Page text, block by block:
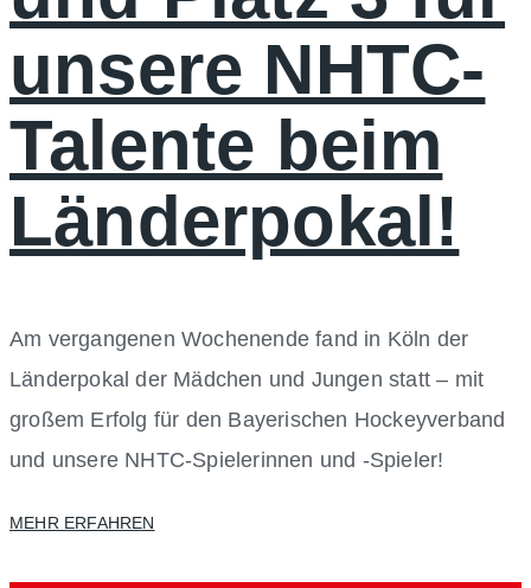
unsere NHTC-
Talente beim
Länderpokal!
Am vergangenen Wochenende fand in Köln der
Länderpokal der Mädchen und Jungen statt – mit
großem Erfolg für den Bayerischen Hockeyverband
und unsere NHTC-Spielerinnen und -Spieler!
MEHR ERFAHREN